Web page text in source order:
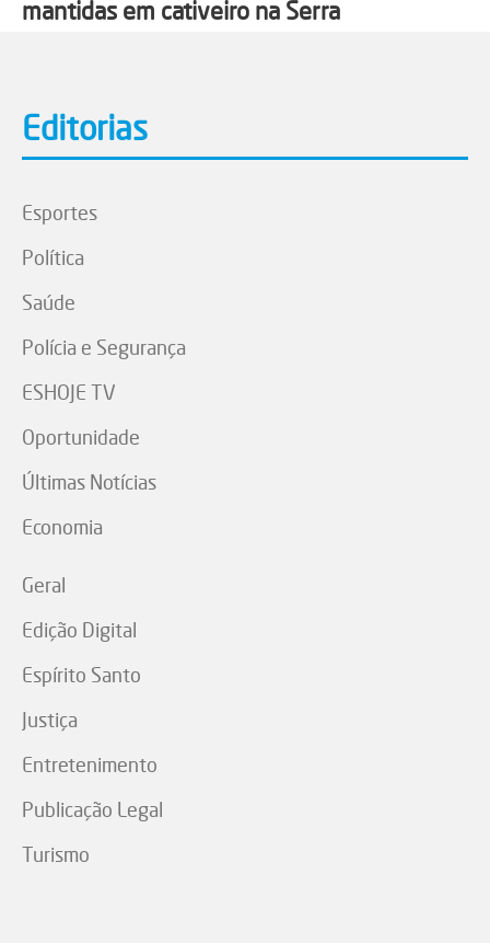
mantidas em cativeiro na Serra
Editorias
Esportes
Política
Saúde
Polícia e Segurança
ESHOJE TV
Oportunidade
Últimas Notícias
Economia
Geral
Edição Digital
Espírito Santo
Justiça
Entretenimento
Publicação Legal
Turismo